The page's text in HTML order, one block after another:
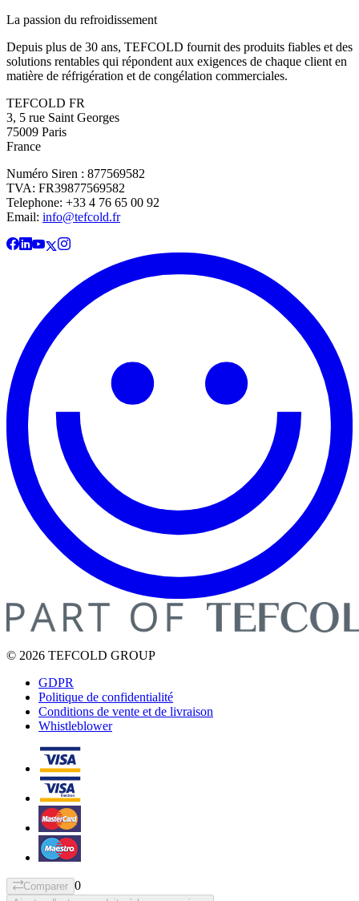
La passion du refroidissement
Depuis plus de 30 ans, TEFCOLD fournit des produits fiables et des
solutions rentables qui répondent aux exigences de chaque client en
matière de réfrigération et de congélation commerciales.
TEFCOLD FR
3, 5 rue Saint Georges
75009 Paris
France
Numéro Siren : 877569582
TVA: FR39877569582
Telephone: +33 4 76 65 00 92
Email: info@tefcold.fr
© 2026 TEFCOLD GROUP
GDPR
Politique de confidentialité
Conditions de vente et de livraison
Whistleblower
Comparer 0